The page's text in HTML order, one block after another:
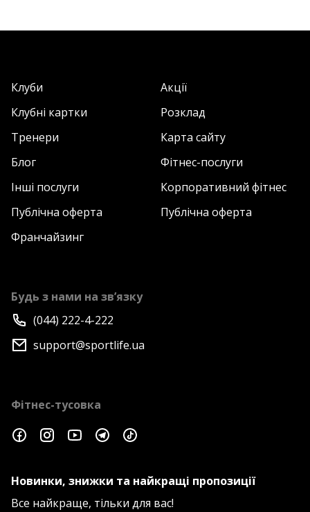
Клуби
Акції
Клубні картки
Розклад
Тренери
Карта сайту
Блог
Фітнес-послуги
Інші послуги
Корпоративний фітнес
Публічна оферта
Публічна оферта
Франчайзинг
Будь з нами на зв’язку
(044) 222-4-222
support@sportlife.ua
Фітнес-тусовка
Новинки, знижки та найкращі пропозиції
Все найкраще, тільки для вас!